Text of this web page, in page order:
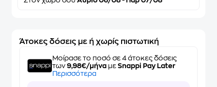
Άτοκες δόσεις με ή χωρίς πιστωτική
Μοίρασε το ποσό σε 4 άτοκες δόσεις
των 9,98€/μήνα με Snappi Pay Later
Περισσότερα